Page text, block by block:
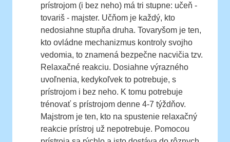
prístrojom (i bez neho) má tri stupne: učeň -
tovariš - majster. Učňom je každý, kto
nedosiahne stupňa druha. Tovaryšom je ten,
kto ovládne mechanizmus kontroly svojho
vedomia, to znamená bezpečne nacvičia tzv.
Relaxačné reakciu. Dosiahne výrazného
uvoľnenia, kedykoľvek to potrebuje, s
prístrojom i bez neho. K tomu potrebuje
trénovať s prístrojom denne 4-7 týždňov.
Majstrom je ten, kto na spustenie relaxačný
reakcie prístroj už nepotrebuje. Pomocou